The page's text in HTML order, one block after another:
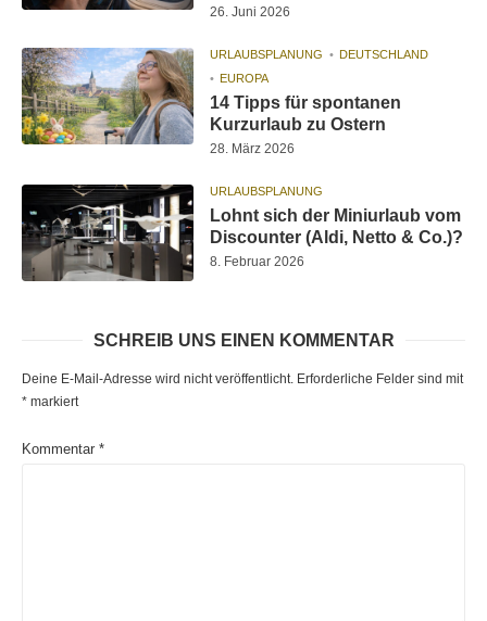
26. Juni 2026
URLAUBSPLANUNG
DEUTSCHLAND
EUROPA
14 Tipps für spontanen
Kurzurlaub zu Ostern
28. März 2026
URLAUBSPLANUNG
Lohnt sich der Miniurlaub vom
Discounter (Aldi, Netto & Co.)?
8. Februar 2026
SCHREIB UNS EINEN KOMMENTAR
Deine E-Mail-Adresse wird nicht veröffentlicht. Erforderliche Felder sind mit
* markiert
Kommentar *